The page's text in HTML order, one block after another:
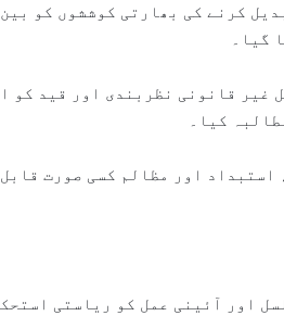
کرنے کی بھارتی کوششوں کو بین
گیا۔
غیر قانونی نظربندی اور قید کو
کیا۔
استبداد اور مظالم کسی صورت
اور آئینی عمل کو ریاستی